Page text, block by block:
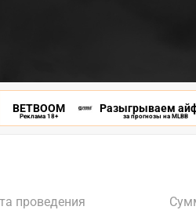
BETBOOM
Реклама 18+
Разыгрываем
за прогнозы на MLBB
проведения